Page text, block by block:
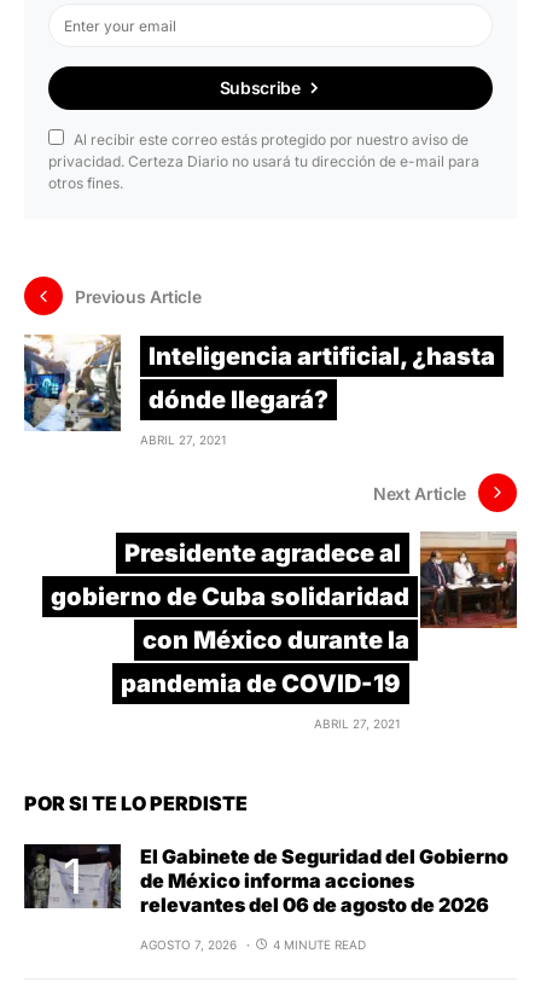
Subscribe
Al recibir este correo estás protegido por nuestro aviso de
privacidad. Certeza Diario no usará tu dirección de e-mail para
otros fines.
Previous Article
Inteligencia artificial, ¿hasta
dónde llegará?
ABRIL 27, 2021
Next Article
Presidente agradece al
gobierno de Cuba solidaridad
con México durante la
pandemia de COVID-19
ABRIL 27, 2021
POR SI TE LO PERDISTE
El Gabinete de Seguridad del Gobierno
de México informa acciones
relevantes del 06 de agosto de 2026
AGOSTO 7, 2026 4 MINUTE READ